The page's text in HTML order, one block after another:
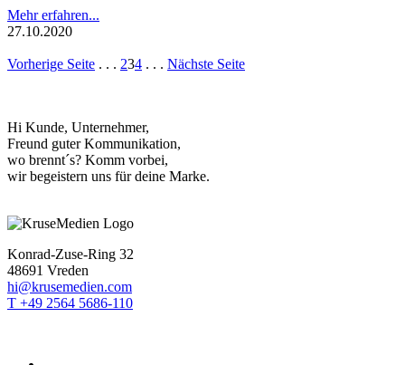
Mehr erfahren...
27.10.2020
Vorherige Seite . . . 234 . . . Nächste Seite
Hi Kunde, Unternehmer,
Freund guter Kommunikation,
wo brennt´s? Komm vorbei,
wir begeistern uns für deine Marke.
Konrad-Zuse-Ring 32
48691 Vreden
hi@krusemedien.com
T +49 2564 5686-110